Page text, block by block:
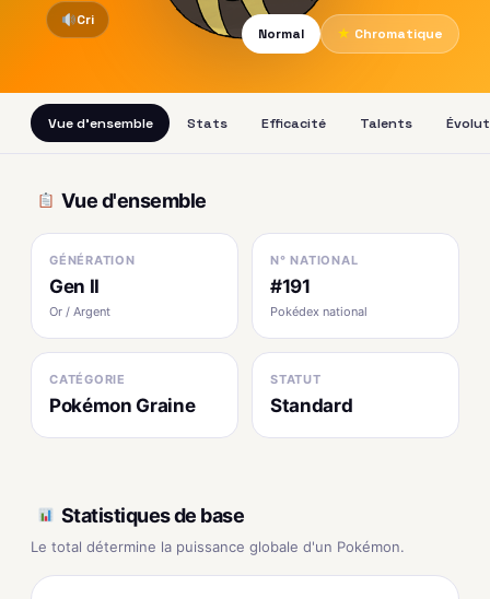
Cri
Normal
★ Chromatique
Vue d'ensemble Stats Efficacité Talents
Vue d'ensemble
GÉNÉRATION
Gen II
Or / Argent
N° NATIONAL
#191
Pokédex national
CATÉGORIE
Pokémon Graine
STATUT
Standard
Statistiques de base
Le total détermine la puissance globale d'un Pokémon.